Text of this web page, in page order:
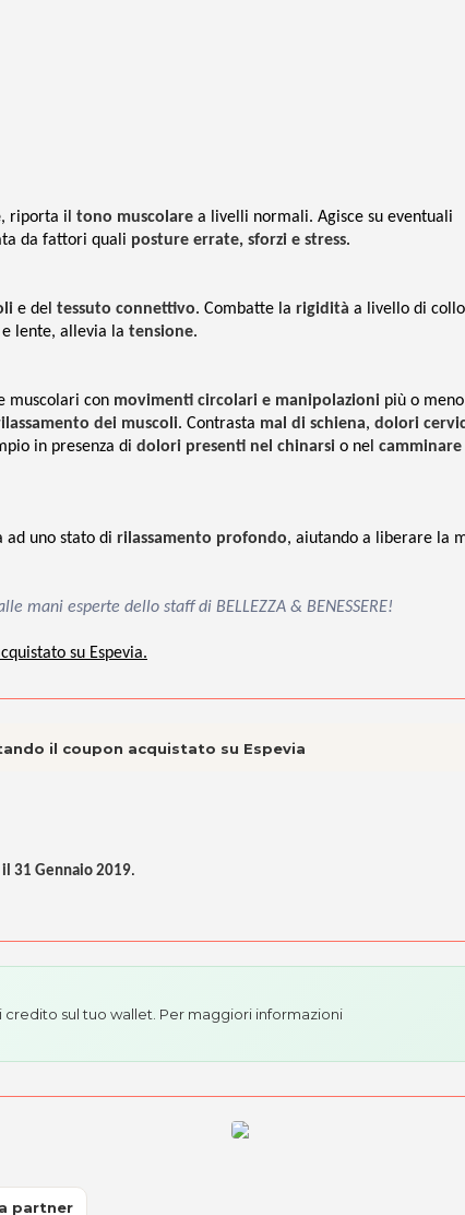
, riporta il tono muscolare a livelli normali. Agisce su eventuali
da fattori quali posture errate, sforzi e stress.
e del tessuto connettivo. Combatte la rigidità a livello di
lente, allevia la tensione.
muscolari con movimenti circolari e manipolazioni più o meno
dei muscoli. Contrasta mal di schiena, dolori
in presenza di dolori presenti nel chinarsi o nel camminare
ad uno stato di rilassamento profondo, aiutando a liberare la
esperte dello staff di BELLEZZA & BENESSERE!
su Espevia.
il coupon acquistato su Espevia
31 Gennaio 2019.
credito sul tuo wallet. Per maggiori informazioni
partner